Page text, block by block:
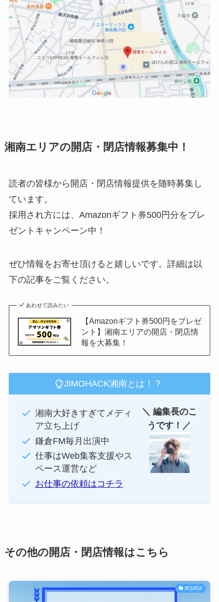
湘南エリアの開店・閉店情報募集中！
読者の皆様から開店・閉店情報提供を随時募集し
ています。
採用され方には、Amazonギフト券500円分をプレ
ゼントキャンペーン中！
ぜひ情報をお寄せ頂けると嬉しいです。詳細は以
下の記事をご覧ください。
あわせて読みたい
【Amazonギフト券500円をプレゼ
ント】湘南エリアの開店・閉店情
報を大募集！
JIMOHACK湘南とは！？
湘南大好きすぎてメディ
ア立ち上げ
鎌倉FM毎月出演中
仕事はWeb集客支援やス
ペース運営など
お仕事の依頼はコチラ
＼ 編集長のこ
うです！／
その他の開店・閉店情報はこちら
開店閉店